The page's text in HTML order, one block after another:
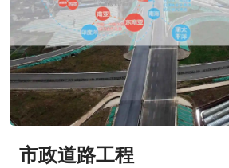
市政道路工程